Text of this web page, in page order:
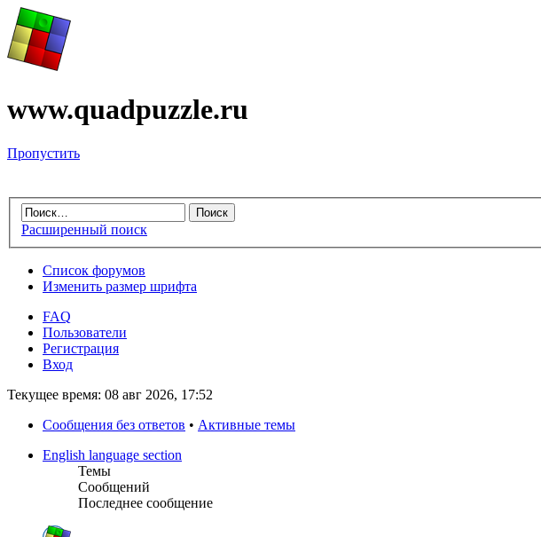
www.quadpuzzle.ru
Пропустить
Расширенный поиск
Список форумов
Изменить размер шрифта
FAQ
Пользователи
Регистрация
Вход
Текущее время: 08 авг 2026, 17:52
Сообщения без ответов • Активные темы
English language section
Темы
Сообщений
Последнее сообщение